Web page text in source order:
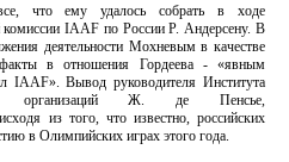
что ему удалось собрать в ходе
комиссии IAAF по России Р. Андерсену. В
деятельности Мохневым в качестве
в отношения Гордеева - «явным
IAAF». Вывод руководителя Института
организаций Ж. де Пенсье,
из того, что известно, российских
в Олимпийских играх этого года.